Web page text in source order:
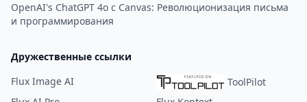
OpenAI's ChatGPT 4o с Canvas: Революционизация письма
и программирования
Дружественные ссылки
Flux Image AI
ToolPilot